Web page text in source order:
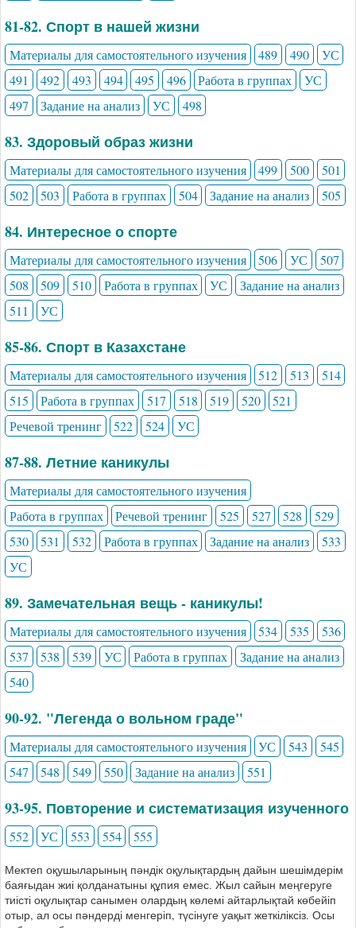
81-82. Спорт в нашей жизни
Материалы для самостоятельного изучения 489 490
УС
491
492 493 494 495 496 Работа в группах
УС
497
Задание на анализ УС 498
83. Здоровый образ жизни
Материалы для самостоятельного изучения 499 500
501
502
503 Работа в группах 504 Задание на анализ 505
84. Интересное о спорте
Материалы для самостоятельного изучения 506 УС
507
508
509 510 Работа в группах УС
Задание на анализ
511
УС
85-86. Спорт в Казахстане
Материалы для самостоятельного изучения 512 513
514
515
Работа в группах 517 518 519 520
521
Речевой тренинг
522 524 УС
87-88. Летние каникулы
Материалы для самостоятельного изучения
Работа в группах
Речевой тренинг 525 527 528
529
530
531 532 Работа в группах Задание на анализ
533
УС
89. Замечательная вещь - каникулы!
Материалы для самостоятельного изучения 534 535
536
537
538 539 УС Работа в группах
Задание на анализ
540
90-92. "Легенда о вольном граде"
Материалы для самостоятельного изучения УС 543
545
547
548 549 550 Задание на анализ 551
93-95. Повторение и систематизация изученного
552 УС 553 554 555
Мектеп оқушыларының пәндік оқулықтардың дайын шешімдерім
баяғыдан жиі қолданатыны құпия емес. Жыл сайын меңгеруге
тиісті оқулықтар санымен олардың көлемі айтарлықтай көбейіп
отыр, ал осы пәндерді менгеріп, түсінуге уақыт жеткіліксіз. Осы